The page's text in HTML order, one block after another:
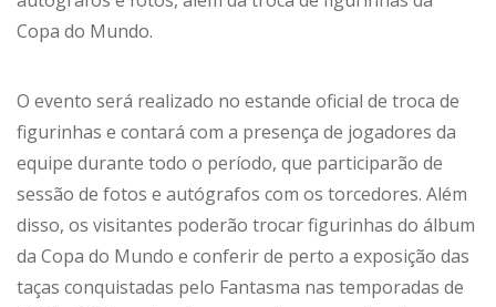
Copa do Mundo.
O evento será realizado no estande oficial de troca de
figurinhas e contará com a presença de jogadores da
equipe durante todo o período, que participarão de
sessão de fotos e autógrafos com os torcedores. Além
disso, os visitantes poderão trocar figurinhas do álbum
da Copa do Mundo e conferir de perto a exposição das
taças conquistadas pelo Fantasma nas temporadas de